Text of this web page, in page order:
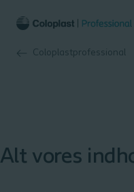
Coloplastprofessional
Alt vores